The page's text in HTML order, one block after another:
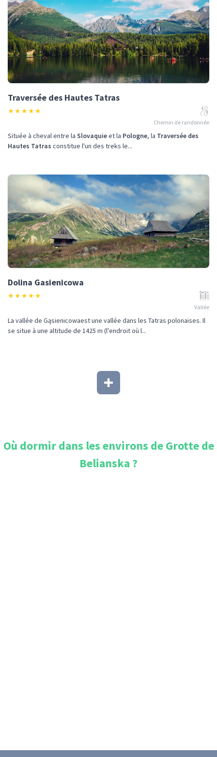
Traversée des Hautes Tatras
★★★★★
Chemin de randonnée
Située à cheval entre la Slovaquieet la Pologne, la Traversée des
Hautes Tatras constitue l'un des treks le...
Dolina Gasienicowa
★★★★★
Vallée
La vallée de Gąsienicowaest une vallée dans les Tatras polonaises. Il
se situe à une altitude de 1425 m (l'endroit où l...
Où dormir dans les environs deGrotte de
Belianska ?